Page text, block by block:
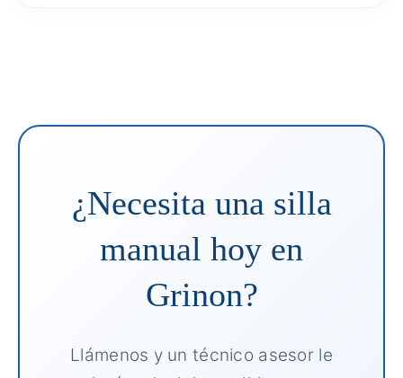
¿Necesita una silla
manual hoy en
Grinon?
Llámenos y un técnico asesor le